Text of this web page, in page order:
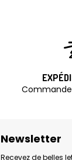
Newsletter
Recevez de belles